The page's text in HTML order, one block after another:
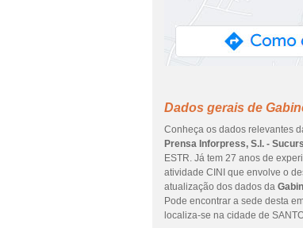
Dados gerais de
Conheça os dados relevantes
Prensa Inforpress, S.l. -
ESTR. Já tem 27 anos de
atividade CINI que envolve o
atualização dos dados da
Pode encontrar a sede desta
localiza-se na cidade de